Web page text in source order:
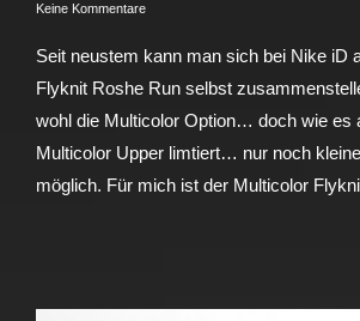
Keine Kommentare
Seit neustem kann man sich bei Nike iD
Flyknit Roshe Run selbst
wohl die Multicolor Option… doch wie es
Multicolor Upper limtiert… nur noch
möglich. Für mich ist der Multicolor